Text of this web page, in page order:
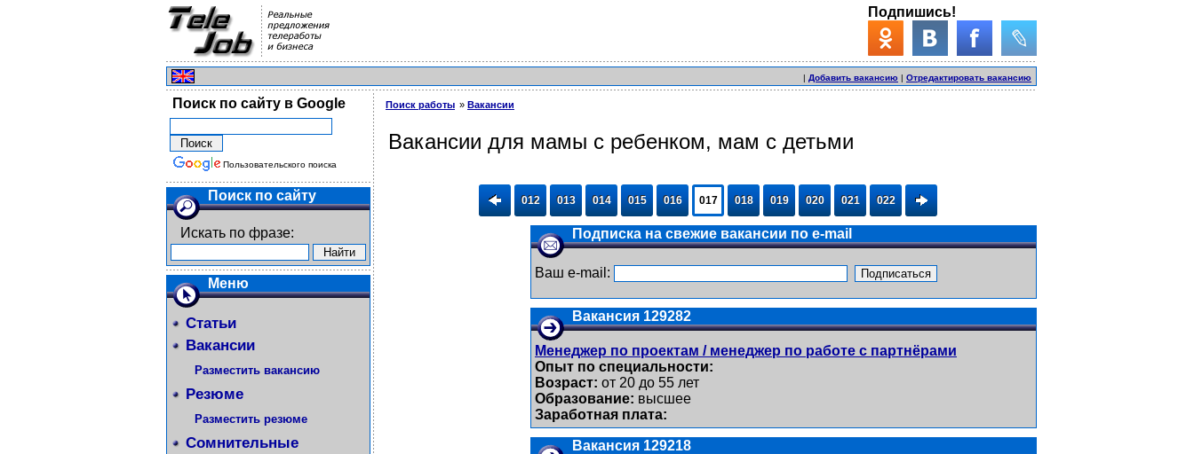
Подпишись!
| Добавить вакансию | Отредактировать вакансию
Поиск по сайту в Google
Пользовательского поиска
Поиск по сайту
Искать по фразе:
Меню
Статьи
Вакансии
Разместить вакансию
Резюме
Разместить резюме
Сомнительные
Поиск работы Вакансии
Вакансии для мамы с ребенком, мам с детьми
012 013 014 015 016 017 018 019 020 021 022
Подписка на свежие вакансии по e-mail
Ваш e-mail:
Вакансия 129282
Менеджер по проектам / менеджер по работе с партнёрами
Опыт по специальности:
Возраст: от 20 до 55 лет
Образование: высшее
Заработная плата:
Вакансия 129218